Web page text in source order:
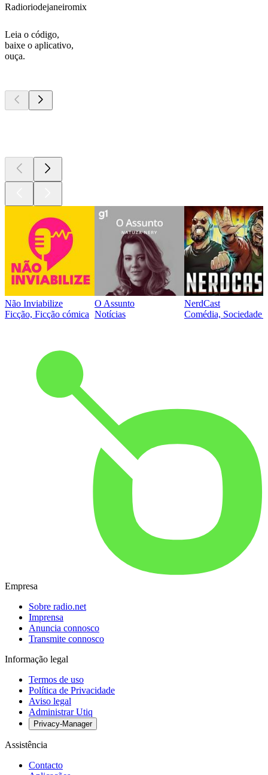
Radioriodejaneiromix
Leia o código,
baixe o aplicativo,
ouça.
Não Inviabilize
Ficção, Ficção cómica
O Assunto
Notícias
NerdCast
Comédia, Sociedade
Empresa
Sobre radio.net
Imprensa
Anuncia connosco
Transmite connosco
Informação legal
Termos de uso
Política de Privacidade
Aviso legal
Administrar Utiq
Privacy-Manager
Assistência
Contacto